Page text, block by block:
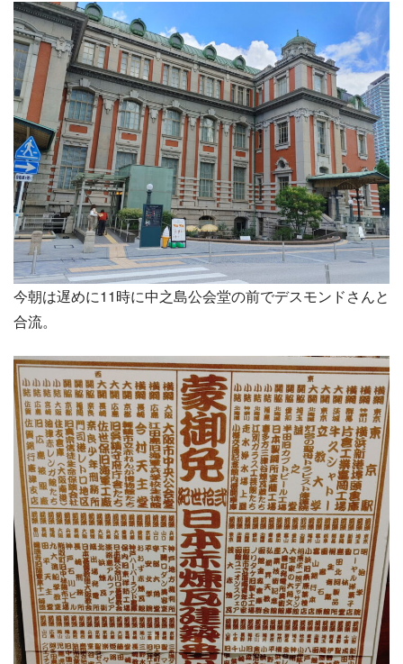
今朝は遅めに11時に中之島公会堂の前でデスモンドさんと
合流。